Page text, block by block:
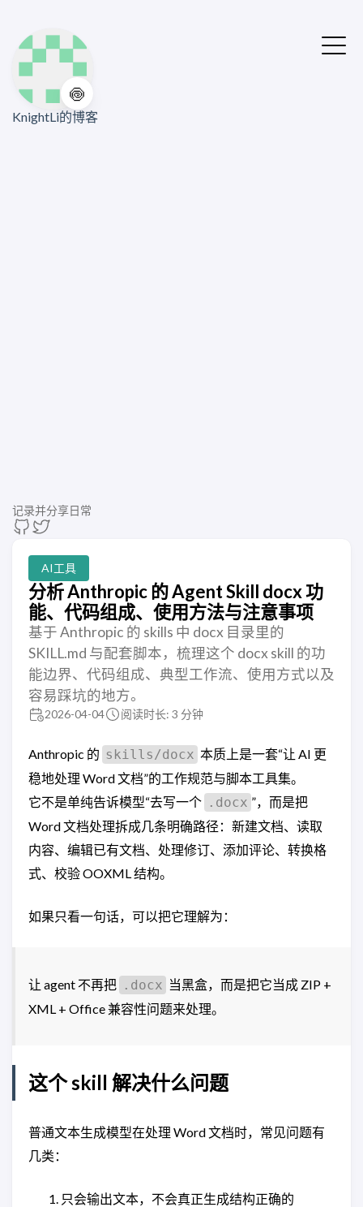
🍥
KnightLi的博客
记录并分享日常
AI工具
分析 Anthropic 的 Agent Skill docx 功
能、代码组成、使用方法与注意事项
基于 Anthropic 的 skills 中 docx 目录里的
SKILL.md 与配套脚本，梳理这个 docx skill 的功
能边界、代码组成、典型工作流、使用方式以及
容易踩坑的地方。
2026-04-04 阅读时长: 3 分钟
Anthropic 的 skills/docx 本质上是一套“让 AI 更
稳地处理 Word 文档”的工作规范与脚本工具集。
它不是单纯告诉模型“去写一个 .docx ”，而是把
Word 文档处理拆成几条明确路径：新建文档、读取
内容、编辑已有文档、处理修订、添加评论、转换格
式、校验 OOXML 结构。
如果只看一句话，可以把它理解为：
让 agent 不再把 .docx 当黑盒，而是把它当成 ZIP +
XML + Office 兼容性问题来处理。
这个 skill 解决什么问题
普通文本生成模型在处理 Word 文档时，常见问题有
几类：
只会输出文本，不会真正生成结构正确的